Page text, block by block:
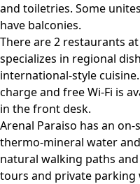
and toiletries. Some
have balconies.
There are 2 restaurants
specializes in regional
international-style
charge and free Wi-Fi is
in the front desk.
Arenal Paraiso has an
thermo-mineral water
natural walking paths
tours and private parking